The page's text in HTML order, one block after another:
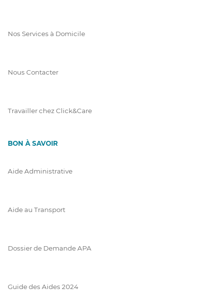
Nos Services à Domicile
Nous Contacter
Travailler chez Click&Care
BON À SAVOIR
Aide Administrative
Aide au Transport
Dossier de Demande APA
Guide des Aides 2024